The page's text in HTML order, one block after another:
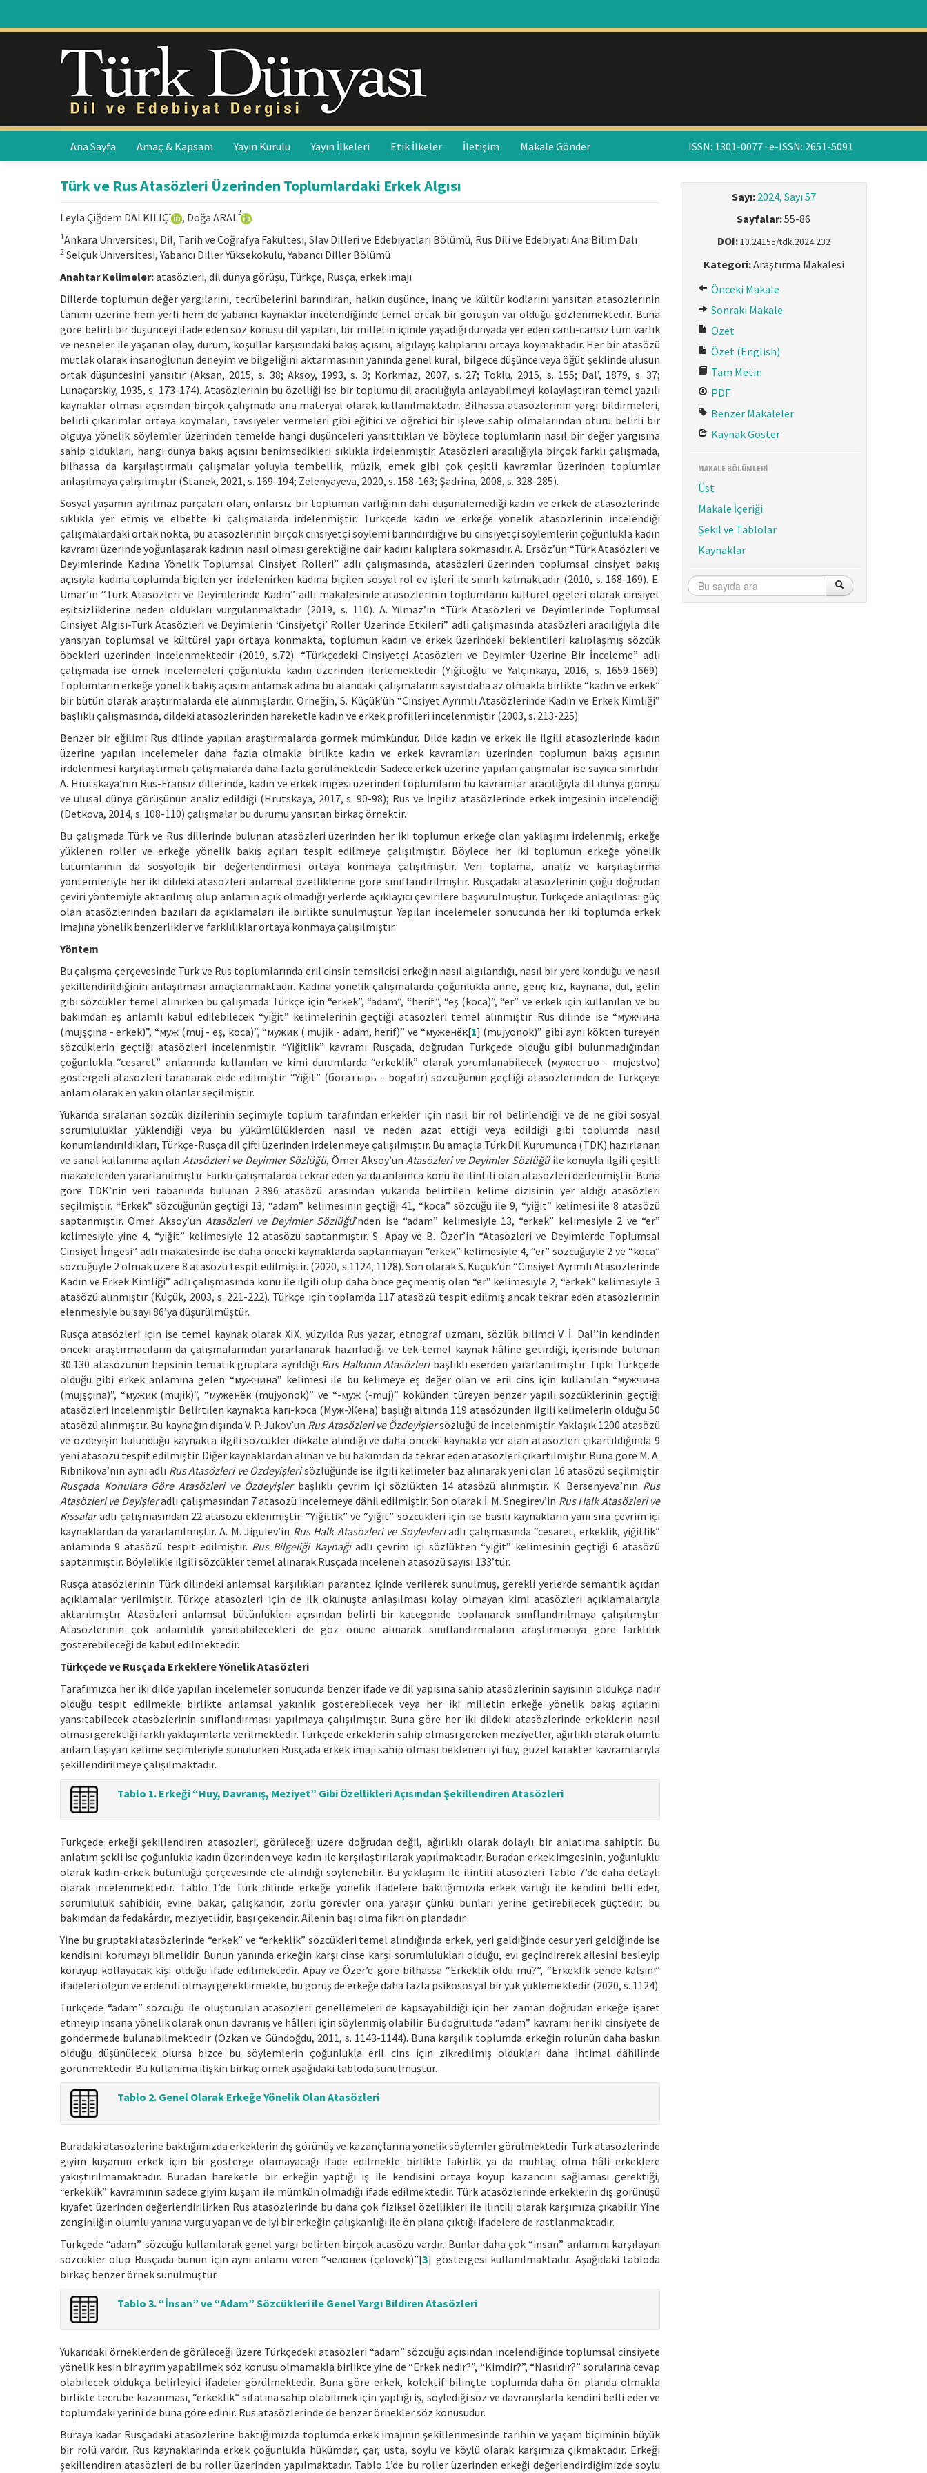
Ana Sayfa Amaç & Kapsam Yayın Kurulu Yayın İlkeleri Etik İlkeler İletişim Makale Gönder ISSN: 1301-0077 · e-ISSN: 2651-5091
Türk ve Rus Atasözleri Üzerinden Toplumlardaki Erkek Algısı
Leyla Çiğdem DALKILIÇ1 , Doğa ARAL2
1Ankara Üniversitesi, Dil, Tarih ve Coğrafya Fakültesi, Slav Dilleri ve Edebiyatları Bölümü, Rus Dili ve Edebiyatı Ana Bilim Dalı
2 Selçuk Üniversitesi, Yabancı Diller Yüksekokulu, Yabancı Diller Bölümü
Anahtar Kelimeler:atasözleri, dil dünya görüşü, Türkçe, Rusça, erkek imajı
Dillerde toplumun değer yargılarını, tecrübelerini barındıran, halkın düşünce, inanç ve kültür kodlarını yansıtan atasözlerinin
tanımı üzerine hem yerli hem de yabancı kaynaklar incelendiğinde temel ortak bir görüşün var olduğu gözlenmektedir. Buna
göre belirli bir düşünceyi ifade eden söz konusu dil yapıları, bir milletin içinde yaşadığı dünyada yer eden canlı-cansız tüm varlık
ve nesneler ile yaşanan olay, durum, koşullar karşısındaki bakış açısını, algılayış kalıplarını ortaya koymaktadır. Her bir atasözü
mutlak olarak insanoğlunun deneyim ve bilgeliğini aktarmasının yanında genel kural, bilgece düşünce veya öğüt şeklinde ulusun
ortak düşüncesini yansıtır (Aksan, 2015, s. 38; Aksoy, 1993, s. 3; Korkmaz, 2007, s. 27; Toklu, 2015, s. 155; Dal’, 1879, s. 37;
Lunaçarskiy, 1935, s. 173-174). Atasözlerinin bu özelliği ise bir toplumu dil aracılığıyla anlayabilmeyi kolaylaştıran temel yazılı
kaynaklar olması açısından birçok çalışmada ana materyal olarak kullanılmaktadır. Bilhassa atasözlerinin yargı bildirmeleri,
belirli çıkarımlar ortaya koymaları, tavsiyeler vermeleri gibi eğitici ve öğretici bir işleve sahip olmalarından ötürü belirli bir
olguya yönelik söylemler üzerinden temelde hangi düşünceleri yansıttıkları ve böylece toplumların nasıl bir değer yargısına
sahip oldukları, hangi dünya bakış açısını benimsedikleri sıklıkla irdelenmiştir. Atasözleri aracılığıyla birçok farklı çalışmada,
bilhassa da karşılaştırmalı çalışmalar yoluyla tembellik, müzik, emek gibi çok çeşitli kavramlar üzerinden toplumlar
anlaşılmaya çalışılmıştır (Stanek, 2021, s. 169-194; Zelenyayeva, 2020, s. 158-163; Şadrina, 2008, s. 328-285).
Sosyal yaşamın ayrılmaz parçaları olan, onlarsız bir toplumun varlığının dahi düşünülemediği kadın ve erkek de atasözlerinde
sıklıkla yer etmiş ve elbette ki çalışmalarda irdelenmiştir. Türkçede kadın ve erkeğe yönelik atasözlerinin incelendiği
çalışmalardaki ortak nokta, bu atasözlerinin birçok cinsiyetçi söylemi barındırdığı ve bu cinsiyetçi söylemlerin çoğunlukla kadın
kavramı üzerinde yoğunlaşarak kadının nasıl olması gerektiğine dair kadını kalıplara sokmasıdır. A. Ersöz’ün “Türk Atasözleri ve
Deyimlerinde Kadına Yönelik Toplumsal Cinsiyet Rolleri” adlı çalışmasında, atasözleri üzerinden toplumsal cinsiyet bakış
açısıyla kadına toplumda biçilen yer irdelenirken kadına biçilen sosyal rol ev işleri ile sınırlı kalmaktadır (2010, s. 168-169). E.
Umar’ın “Türk Atasözleri ve Deyimlerinde Kadın” adlı makalesinde atasözlerinin toplumların kültürel ögeleri olarak cinsiyet
eşitsizliklerine neden oldukları vurgulanmaktadır (2019, s. 110). A. Yılmaz’ın “Türk Atasözleri ve Deyimlerinde Toplumsal
Cinsiyet Algısı-Türk Atasözleri ve Deyimlerin ‘Cinsiyetçi’ Roller Üzerinde Etkileri” adlı çalışmasında atasözleri aracılığıyla dile
yansıyan toplumsal ve kültürel yapı ortaya konmakta, toplumun kadın ve erkek üzerindeki beklentileri kalıplaşmış sözcük
öbekleri üzerinden incelenmektedir (2019, s.72). “Türkçedeki Cinsiyetçi Atasözleri ve Deyimler Üzerine Bir İnceleme” adlı
çalışmada ise örnek incelemeleri çoğunlukla kadın üzerinden ilerlemektedir (Yiğitoğlu ve Yalçınkaya, 2016, s. 1659-1669).
Toplumların erkeğe yönelik bakış açısını anlamak adına bu alandaki çalışmaların sayısı daha az olmakla birlikte “kadın ve erkek”
bir bütün olarak araştırmalarda ele alınmışlardır. Örneğin, S. Küçük’ün “Cinsiyet Ayrımlı Atasözlerinde Kadın ve Erkek Kimliği”
başlıklı çalışmasında, dildeki atasözlerinden hareketle kadın ve erkek profilleri incelenmiştir (2003, s. 213-225).
Benzer bir eğilimi Rus dilinde yapılan araştırmalarda görmek mümkündür. Dilde kadın ve erkek ile ilgili atasözlerinde kadın
üzerine yapılan incelemeler daha fazla olmakla birlikte kadın ve erkek kavramları üzerinden toplumun bakış açısının
irdelenmesi karşılaştırmalı çalışmalarda daha fazla görülmektedir. Sadece erkek üzerine yapılan çalışmalar ise sayıca sınırlıdır.
A. Hrutskaya’nın Rus-Fransız dillerinde, kadın ve erkek imgesi üzerinden toplumların bu kavramlar aracılığıyla dil dünya görüşü
ve ulusal dünya görüşünün analiz edildiği (Hrutskaya, 2017, s. 90-98); Rus ve İngiliz atasözlerinde erkek imgesinin incelendiği
(Detkova, 2014, s. 108-110) çalışmalar bu durumu yansıtan birkaç örnektir.
Bu çalışmada Türk ve Rus dillerinde bulunan atasözleri üzerinden her iki toplumun erkeğe olan yaklaşımı irdelenmiş, erkeğe
yüklenen roller ve erkeğe yönelik bakış açıları tespit edilmeye çalışılmıştır. Böylece her iki toplumun erkeğe yönelik
tutumlarının da sosyolojik bir değerlendirmesi ortaya konmaya çalışılmıştır. Veri toplama, analiz ve karşılaştırma
yöntemleriyle her iki dildeki atasözleri anlamsal özelliklerine göre sınıflandırılmıştır. Rusçadaki atasözlerinin çoğu doğrudan
çeviri yöntemiyle aktarılmış olup anlamın açık olmadığı yerlerde açıklayıcı çevirilere başvurulmuştur. Türkçede anlaşılması güç
olan atasözlerinden bazıları da açıklamaları ile birlikte sunulmuştur. Yapılan incelemeler sonucunda her iki toplumda erkek
imajına yönelik benzerlikler ve farklılıklar ortaya konmaya çalışılmıştır.
Yöntem
Bu çalışma çerçevesinde Türk ve Rus toplumlarında eril cinsin temsilcisi erkeğin nasıl algılandığı, nasıl bir yere konduğu ve nasıl
şekillendirildiğinin anlaşılması amaçlanmaktadır. Kadına yönelik çalışmalarda çoğunlukla anne, genç kız, kaynana, dul, gelin
gibi sözcükler temel alınırken bu çalışmada Türkçe için “erkek”, “adam”, “herif”, “eş (koca)”, “er” ve erkek için kullanılan ve bu
bakımdan eş anlamlı kabul edilebilecek “yiğit” kelimelerinin geçtiği atasözleri temel alınmıştır. Rus dilinde ise “мужчина
(mujşçina - erkek)”, “муж (muj - eş, koca)”, “мужик ( mujik - adam, herif)” ve “муженёк[1] (mujyonok)” gibi aynı kökten türeyen
sözcüklerin geçtiği atasözleri incelenmiştir. “Yiğitlik” kavramı Rusçada, doğrudan Türkçede olduğu gibi bulunmadığından
çoğunlukla “cesaret” anlamında kullanılan ve kimi durumlarda “erkeklik” olarak yorumlanabilecek (мужество - mujestvo)
göstergeli atasözleri taranarak elde edilmiştir. “Yiğit” (богатырь - bogatır) sözcüğünün geçtiği atasözlerinden de Türkçeye
anlam olarak en yakın olanlar seçilmiştir.
Yukarıda sıralanan sözcük dizilerinin seçimiyle toplum tarafından erkekler için nasıl bir rol belirlendiği ve de ne gibi sosyal
sorumluluklar yüklendiği veya bu yükümlülüklerden nasıl ve neden azat ettiği veya edildiği gibi toplumda nasıl
konumlandırıldıkları, Türkçe-Rusça dil çifti üzerinden irdelenmeye çalışılmıştır. Bu amaçla Türk Dil Kurumunca (TDK) hazırlanan
ve sanal kullanıma açılanAtasözleri ve Deyimler Sözlüğü, Ömer Aksoy’un Atasözleri ve Deyimler Sözlüğüile konuyla ilgili çeşitli
makalelerden yararlanılmıştır. Farklı çalışmalarda tekrar eden ya da anlamca konu ile ilintili olan atasözleri derlenmiştir. Buna
göre TDK’nin veri tabanında bulunan 2.396 atasözü arasından yukarıda belirtilen kelime dizisinin yer aldığı atasözleri
seçilmiştir. “Erkek” sözcüğünün geçtiği 13, “adam” kelimesinin geçtiği 41, “koca” sözcüğü ile 9, “yiğit” kelimesi ile 8 atasözü
saptanmıştır. Ömer Aksoy’unAtasözleri ve Deyimler Sözlüğü’nden ise “adam” kelimesiyle 13, “erkek” kelimesiyle 2 ve “er”
kelimesiyle yine 4, “yiğit” kelimesiyle 12 atasözü saptanmıştır. S. Apay ve B. Özer’in “Atasözleri ve Deyimlerde Toplumsal
Cinsiyet İmgesi” adlı makalesinde ise daha önceki kaynaklarda saptanmayan “erkek” kelimesiyle 4, “er” sözcüğüyle 2 ve “koca”
sözcüğüyle 2 olmak üzere 8 atasözü tespit edilmiştir. (2020, s.1124, 1128). Son olarak S. Küçük’ün “Cinsiyet Ayrımlı Atasözlerinde
Kadın ve Erkek Kimliği” adlı çalışmasında konu ile ilgili olup daha önce geçmemiş olan “er” kelimesiyle 2, “erkek” kelimesiyle 3
atasözü alınmıştır (Küçük, 2003, s. 221-222). Türkçe için toplamda 117 atasözü tespit edilmiş ancak tekrar eden atasözlerinin
elenmesiyle bu sayı 86’ya düşürülmüştür.
Rusça atasözleri için ise temel kaynak olarak XIX. yüzyılda Rus yazar, etnograf uzmanı, sözlük bilimci V. İ. Dal’’in kendinden
önceki araştırmacıların da çalışmalarından yararlanarak hazırladığı ve tek temel kaynak hâline getirdiği, içerisinde bulunan
30.130 atasözünün hepsinin tematik gruplara ayrıldığı Rus Halkının Atasözleribaşlıklı eserden yararlanılmıştır. Tıpkı Türkçede
olduğu gibi erkek anlamına gelen “мужчина” kelimesi ile bu kelimeye eş değer olan ve eril cins için kullanılan “мужчина
(mujşçina)”, “мужик (mujik)”, “муженёк (mujyonok)” ve “-муж (-muj)” kökünden türeyen benzer yapılı sözcüklerinin geçtiği
atasözleri incelenmiştir. Belirtilen kaynakta karı-koca (Муж-Жена) başlığı altında 119 atasözünden ilgili kelimelerin olduğu 50
atasözü alınmıştır. Bu kaynağın dışında V. P. Jukov’un Rus Atasözleri ve Özdeyişlersözlüğü de incelenmiştir. Yaklaşık 1200 atasözü
ve özdeyişin bulunduğu kaynakta ilgili sözcükler dikkate alındığı ve daha önceki kaynakta yer alan atasözleri çıkartıldığında 9
yeni atasözü tespit edilmiştir. Diğer kaynaklardan alınan ve bu bakımdan da tekrar eden atasözleri çıkartılmıştır. Buna göre M. A.
Rıbnikova’nın aynı adlı Rus Atasözleri ve Özdeyişlerisözlüğünde ise ilgili kelimeler baz alınarak yeni olan 16 atasözü seçilmiştir.
Rusçada Konulara Göre Atasözleri ve Özdeyişlerbaşlıklı çevrim içi sözlükten 14 atasözü alınmıştır. K. Bersenyeva’nın Rus
Atasözleri ve Deyişleradlı çalışmasından 7 atasözü incelemeye dâhil edilmiştir. Son olarak İ. M. Snegirev’in Rus Halk Atasözleri ve
Kıssalaradlı çalışmasından 22 atasözü eklenmiştir. “Yiğitlik” ve “yiğit” sözcükleri için ise basılı kaynakların yanı sıra çevrim içi
kaynaklardan da yararlanılmıştır. A. M. Jigulev’in Rus Halk Atasözleri ve Söylevleriadlı çalışmasında “cesaret, erkeklik, yiğitlik”
anlamında 9 atasözü tespit edilmiştir. Rus Bilgeliği Kaynağıadlı çevrim içi sözlükten “yiğit” kelimesinin geçtiği 6 atasözü
saptanmıştır. Böylelikle ilgili sözcükler temel alınarak Rusçada incelenen atasözü sayısı 133’tür.
Rusça atasözlerinin Türk dilindeki anlamsal karşılıkları parantez içinde verilerek sunulmuş, gerekli yerlerde semantik açıdan
açıklamalar verilmiştir. Türkçe atasözleri için de ilk okunuşta anlaşılması kolay olmayan kimi atasözleri açıklamalarıyla
aktarılmıştır. Atasözleri anlamsal bütünlükleri açısından belirli bir kategoride toplanarak sınıflandırılmaya çalışılmıştır.
Atasözlerinin çok anlamlılık yansıtabilecekleri de göz önüne alınarak sınıflandırmaların araştırmacıya göre farklılık
gösterebileceği de kabul edilmektedir.
Türkçede ve Rusçada Erkeklere Yönelik Atasözleri
Tarafımızca her iki dilde yapılan incelemeler sonucunda benzer ifade ve dil yapısına sahip atasözlerinin sayısının oldukça nadir
olduğu tespit edilmekle birlikte anlamsal yakınlık gösterebilecek veya her iki milletin erkeğe yönelik bakış açılarını
yansıtabilecek atasözlerinin sınıflandırması yapılmaya çalışılmıştır. Buna göre her iki dildeki atasözlerinde erkeklerin nasıl
olması gerektiği farklı yaklaşımlarla verilmektedir. Türkçede erkeklerin sahip olması gereken meziyetler, ağırlıklı olarak olumlu
anlam taşıyan kelime seçimleriyle sunulurken Rusçada erkek imajı sahip olması beklenen iyi huy, güzel karakter kavramlarıyla
şekillendirilmeye çalışılmaktadır.
Tablo 1. Erkeği “Huy, Davranış, Meziyet” Gibi Özellikleri Açısından Şekillendiren Atasözleri
Türkçede erkeği şekillendiren atasözleri, görüleceği üzere doğrudan değil, ağırlıklı olarak dolaylı bir anlatıma sahiptir. Bu
anlatım şekli ise çoğunlukla kadın üzerinden veya kadın ile karşılaştırılarak yapılmaktadır. Buradan erkek imgesinin, yoğunluklu
olarak kadın-erkek bütünlüğü çerçevesinde ele alındığı söylenebilir. Bu yaklaşım ile ilintili atasözleri Tablo 7’de daha detaylı
olarak incelenmektedir. Tablo 1’de Türk dilinde erkeğe yönelik ifadelere baktığımızda erkek varlığı ile kendini belli eder,
sorumluluk sahibidir, evine bakar, çalışkandır, zorlu görevler ona yaraşır çünkü bunları yerine getirebilecek güçtedir; bu
bakımdan da fedakârdır, meziyetlidir, başı çekendir. Ailenin başı olma fikri ön plandadır.
Yine bu gruptaki atasözlerinde “erkek” ve “erkeklik” sözcükleri temel alındığında erkek, yeri geldiğinde cesur yeri geldiğinde ise
kendisini korumayı bilmelidir. Bunun yanında erkeğin karşı cinse karşı sorumlulukları olduğu, evi geçindirerek ailesini besleyip
koruyup kollayacak kişi olduğu ifade edilmektedir. Apay ve Özer’e göre bilhassa “Erkeklik öldü mü?”, “Erkeklik sende kalsın!”
ifadeleri olgun ve erdemli olmayı gerektirmekte, bu görüş de erkeğe daha fazla psikososyal bir yük yüklemektedir (2020, s. 1124).
Türkçede “adam” sözcüğü ile oluşturulan atasözleri genellemeleri de kapsayabildiği için her zaman doğrudan erkeğe işaret
etmeyip insana yönelik olarak onun davranış ve hâlleri için söylenmiş olabilir. Bu doğrultuda “adam” kavramı her iki cinsiyete de
göndermede bulunabilmektedir (Özkan ve Gündoğdu, 2011, s. 1143-1144). Buna karşılık toplumda erkeğin rolünün daha baskın
olduğu düşünülecek olursa bizce bu söylemlerin çoğunlukla eril cins için zikredilmiş oldukları daha ihtimal dâhilinde
görünmektedir. Bu kullanıma ilişkin birkaç örnek aşağıdaki tabloda sunulmuştur.
Tablo 2. Genel Olarak Erkeğe Yönelik Olan Atasözleri
Buradaki atasözlerine baktığımızda erkeklerin dış görünüş ve kazançlarına yönelik söylemler görülmektedir. Türk atasözlerinde
giyim kuşamın erkek için bir gösterge olamayacağı ifade edilmekle birlikte fakirlik ya da muhtaç olma hâli erkeklere
yakıştırılmamaktadır. Buradan hareketle bir erkeğin yaptığı iş ile kendisini ortaya koyup kazancını sağlaması gerektiği,
“erkeklik” kavramının sadece giyim kuşam ile mümkün olmadığı ifade edilmektedir. Türk atasözlerinde erkeklerin dış görünüşü
kıyafet üzerinden değerlendirilirken Rus atasözlerinde bu daha çok fiziksel özellikleri ile ilintili olarak karşımıza çıkabilir. Yine
zenginliğin olumlu yanına vurgu yapan ve de iyi bir erkeğin çalışkanlığı ile ön plana çıktığı ifadelere de rastlanmaktadır.
Türkçede “adam” sözcüğü kullanılarak genel yargı belirten birçok atasözü vardır. Bunlar daha çok “insan” anlamını karşılayan
sözcükler olup Rusçada bunun için aynı anlamı veren “человек (çelovek)”[3] göstergesi kullanılmaktadır. Aşağıdaki tabloda
birkaç benzer örnek sunulmuştur.
Tablo 3. “İnsan” ve “Adam” Sözcükleri ile Genel Yargı Bildiren Atasözleri
Yukarıdaki örneklerden de görüleceği üzere Türkçedeki atasözleri “adam” sözcüğü açısından incelendiğinde toplumsal cinsiyete
yönelik kesin bir ayrım yapabilmek söz konusu olmamakla birlikte yine de “Erkek nedir?”, “Kimdir?”, “Nasıldır?” sorularına cevap
olabilecek oldukça belirleyici ifadeler görülmektedir. Buna göre erkek, kolektif bilinçte toplumda daha ön planda olmakla
birlikte tecrübe kazanması, “erkeklik” sıfatına sahip olabilmek için yaptığı iş, söylediği söz ve davranışlarla kendini belli eder ve
toplumdaki yerini de buna göre edinir. Rus atasözlerinde de benzer örnekler söz konusudur.
Buraya kadar Rusçadaki atasözlerine baktığımızda toplumda erkek imajının şekillenmesinde tarihin ve yaşam biçiminin büyük
bir rolü vardır. Rus kaynaklarında erkek çoğunlukla hükümdar, çar, usta, soylu ve köylü olarak karşımıza çıkmaktadır. Erkeği
şekillendiren atasözleri de bu roller üzerinden yapılmaktadır. Tablo 1’de bu roller üzerinden erkeği değerlendirdiğimizde soylu
Sayı: 2024, Sayı 57
Sayfalar:55-86
DOI:10.24155/tdk.2024.232
Kategori:Araştırma Makalesi
Önceki Makale
Sonraki Makale
Özet
Özet (English)
Tam Metin
PDF
Benzer Makaleler
Kaynak Göster
MAKALE BÖLÜMLERİ
Üst
Makale İçeriği
Şekil ve Tablolar
Kaynaklar